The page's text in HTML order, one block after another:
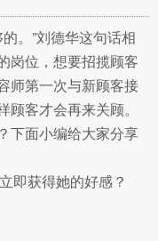
。”刘德华这句话相
岗位，想要招揽顾客
师第一次与新顾客接
客才会再来关顾。
下面小编给大家分享
即获得她的好感？